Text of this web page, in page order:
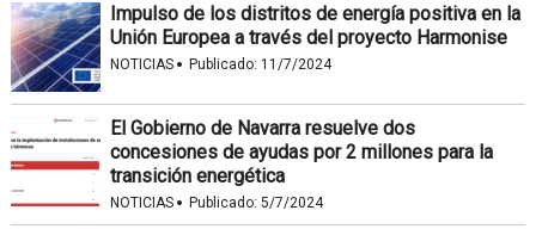
Impulso de los distritos de energía positiva en la
Unión Europea a través del proyecto Harmonise
NOTICIAS · Publicado: 11/7/2024
El Gobierno de Navarra resuelve dos
concesiones de ayudas por 2 millones para la
transición energética
NOTICIAS · Publicado: 5/7/2024